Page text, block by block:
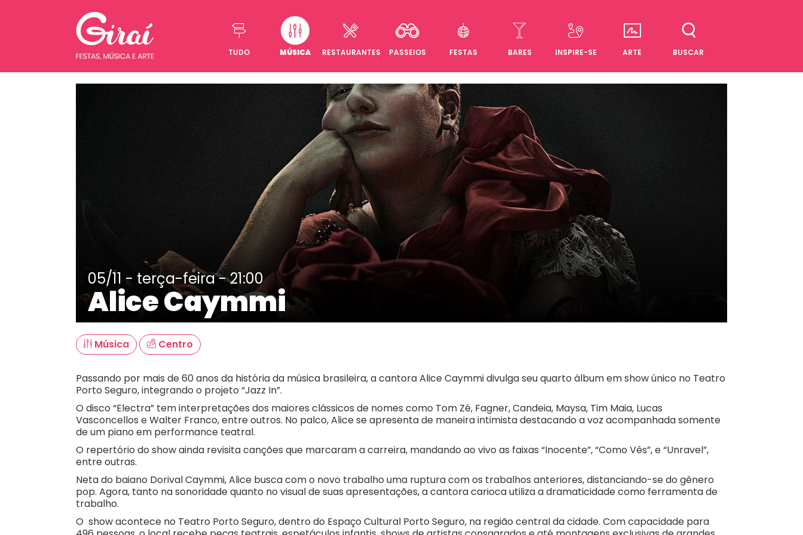
Pular para o conteúdo
TUDO MÚSICA RESTAURANTES PASSEIOS FESTAS BARES INSPIRE-SE ARTE BUSCAR
05/11 - terça-feira - 21:00
Alice Caymmi
Música Centro
Passando por mais de 60 anos da história da música brasileira, a cantora Alice Caymmi divulga seu quarto álbum em show único no Teatro
Porto Seguro, integrando o projeto “Jazz In”.
O disco “Electra” tem interpretações dos maiores clássicos de nomes como Tom Zé, Fagner, Candeia, Maysa, Tim Maia, Lucas
Vasconcellos e Walter Franco, entre outros. No palco, Alice se apresenta de maneira intimista destacando a voz acompanhada somente
de um piano em performance teatral.
O repertório do show ainda revisita canções que marcaram a carreira, mandando ao vivo as faixas “Inocente”, “Como Vês”, e “Unravel”,
entre outras.
Neta do baiano Dorival Caymmi, Alice busca com o novo trabalho uma ruptura com os trabalhos anteriores, distanciando-se do gênero
pop. Agora, tanto na sonoridade quanto no visual de suas apresentações, a cantora carioca utiliza a dramaticidade como ferramenta de
trabalho.
O show acontece no Teatro Porto Seguro, dentro do Espaço Cultural Porto Seguro, na região central da cidade. Com capacidade para